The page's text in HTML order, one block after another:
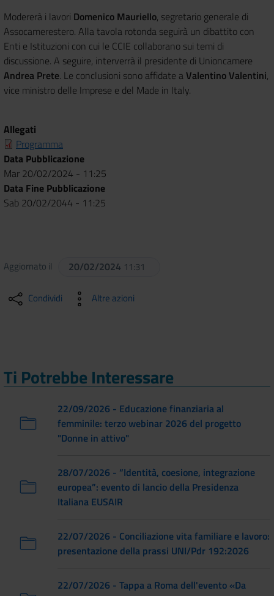
Modererà i lavori Domenico Mauriello, segretario generale di
Assocamerestero. Alla tavola rotonda seguirà un dibattito con
Enti e Istituzioni con cui le CCIE collaborano sui temi di
discussione. A seguire, interverrà il presidente di Unioncamere
Andrea Prete. Le conclusioni sono affidate aValentino Valentini,
vice ministro delle Imprese e del Made in Italy.
Allegati
Programma
Data Pubblicazione
Mar 20/02/2024 - 11:25
Data Fine Pubblicazione
Sab 20/02/2044 - 11:25
Aggiornato il 20/02/2024 11:31
Condividi Altre azioni
Ti Potrebbe Interessare
22/09/2026 - Educazione finanziaria al
femminile: terzo webinar 2026 del progetto
"Donne in attivo"
28/07/2026 - “Identità, coesione, integrazione
europea”: evento di lancio della Presidenza
Italiana EUSAIR
22/07/2026 - Conciliazione vita familiare e lavoro:
presentazione della prassi UNI/Pdr 192:2026
22/07/2026 - Tappa a Roma dell'evento «Da